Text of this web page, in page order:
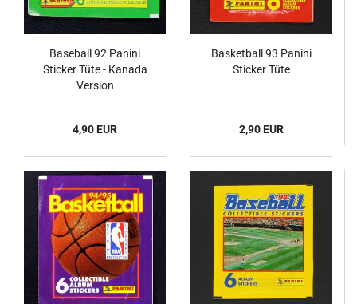
Baseball 92 Panini
Sticker Tüte - Kanada
Version
4,90 EUR
Basketball 93 Panini
Sticker Tüte
2,90 EUR